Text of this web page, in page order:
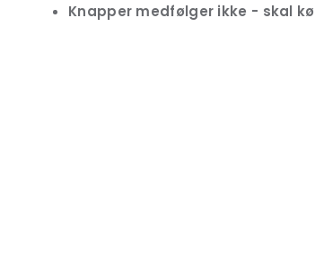
Knapper medfølger ikke - skal